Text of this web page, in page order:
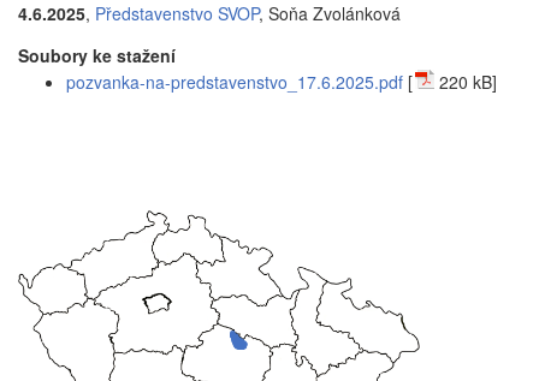
4.6.2025, Představenstvo SVOP, Soňa Zvolánková
Soubory ke stažení
pozvanka-na-predstavenstvo_17.6.2025.pdf [ 220 kB]